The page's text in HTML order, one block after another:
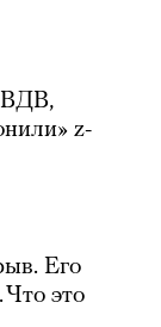
ВДВ,
z-
Его
это